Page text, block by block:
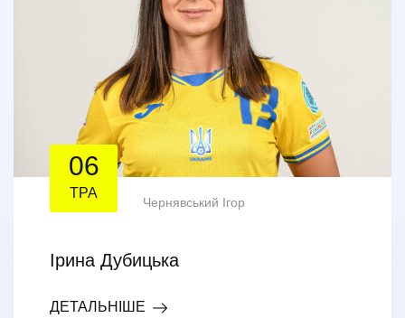
06
ТРА
Чернявський Ігор
Ірина Дубицька
ДЕТАЛЬНІШЕ